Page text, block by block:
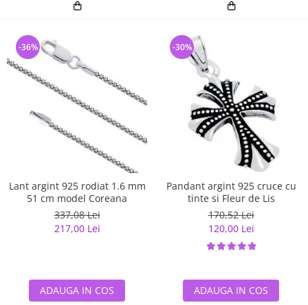
Lant argint 925 rodiat 1.6 mm
51 cm model Coreana
337,08 Lei
217,00 Lei
-36%
ADAUGA IN COS
Pandant argint 925 cruce cu
tinte si Fleur de Lis
170,52 Lei
120,00 Lei
-30%
ADAUGA IN COS